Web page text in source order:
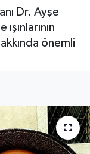
Dr. Ayşe
önemli